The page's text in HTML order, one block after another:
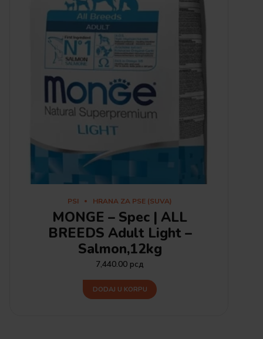
PSI HRANA ZA PSE (SUVA)
MONGE – Spec | ALL
BREEDS Adult Light –
Salmon,12kg
7,440.00 рсд
DODAJ U KORPU